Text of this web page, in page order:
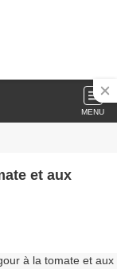
MENU
et aux